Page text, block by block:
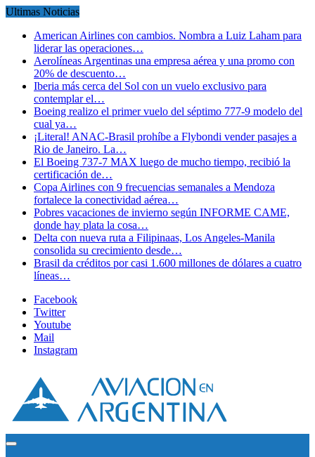
Ultimas Noticias
American Airlines con cambios. Nombra a Luiz Laham para
liderar las operaciones…
Aerolíneas Argentinas una empresa aérea y una promo con
20% de descuento…
Iberia más cerca del Sol con un vuelo exclusivo para
contemplar el…
Boeing realizo el primer vuelo del séptimo 777-9 modelo del
cual ya…
¡Literal! ANAC-Brasil prohíbe a Flybondi vender pasajes a
Rio de Janeiro. La…
El Boeing 737-7 MAX luego de mucho tiempo, recibió la
certificación de…
Copa Airlines con 9 frecuencias semanales a Mendoza
fortalece la conectividad aérea…
Pobres vacaciones de invierno según INFORME CAME,
donde hay plata la cosa…
Delta con nueva ruta a Filipinaas, Los Angeles-Manila
consolida su crecimiento desde…
Brasil da créditos por casi 1.600 millones de dólares a cuatro
líneas…
Facebook
Twitter
Youtube
Mail
Instagram